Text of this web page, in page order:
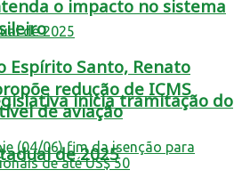
inicia tramitação do
de 2025
o impacto no sistema
Espírito Santo, Renato
redução de ICMS
de aviação